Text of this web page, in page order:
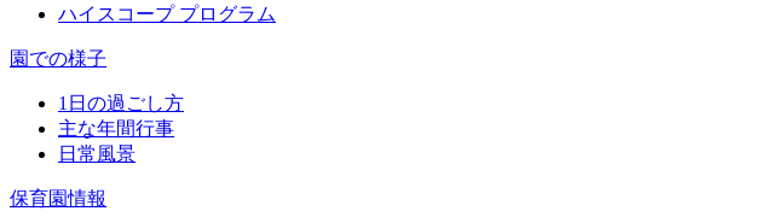
ハイスコープ プログラム
園での様子
1日の過ごし方
主な年間行事
日常風景
保育園情報